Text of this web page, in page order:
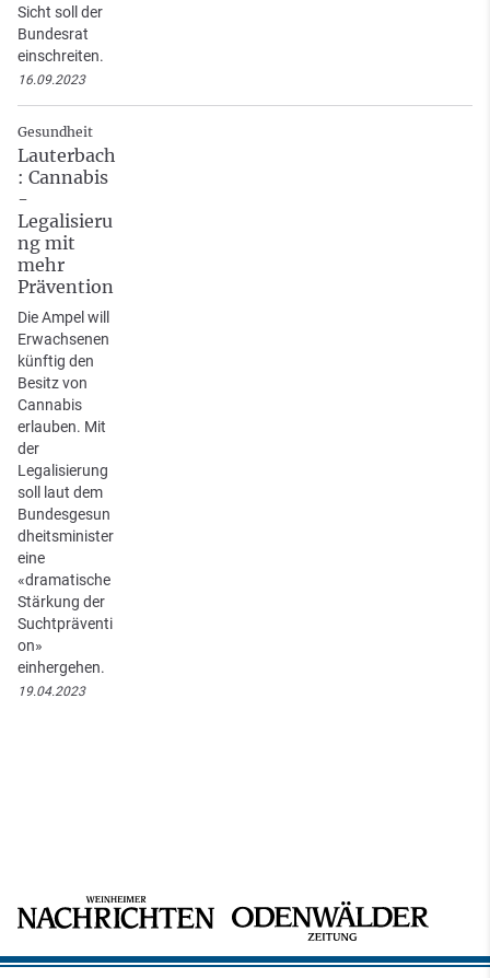
Sicht soll der
Bundesrat
einschreiten.
16.09.2023
Gesundheit
Lauterbach
: Cannabis
-
Legalisieru
ng mit
mehr
Prävention
Die Ampel will
Erwachsenen
künftig den
Besitz von
Cannabis
erlauben. Mit
der
Legalisierung
soll laut dem
Bundesgesun
dheitsminister
eine
«dramatische
Stärkung der
Suchtpräventi
on»
einhergehen.
19.04.2023